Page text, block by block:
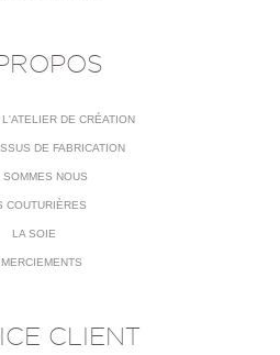
DE CRÉATION
DE FABRICATION
SOMMES NOUS
COUTURIÈRES
LA SOIE
CLIENT